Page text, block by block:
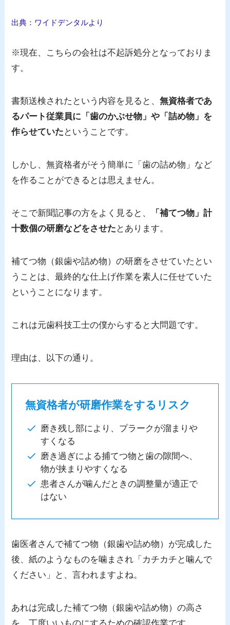
出典：ワイドデンタルより
※現在、こちらの会社は不起訴処分となっておりま
す。
書類送検されたという内容を見ると、無資格者であ
るパート従業員に「歯のかぶせ物」や「詰め物」を
作らせていた ということです。
しかし、無資格者がそう簡単に「歯の詰め物」など
を作ることができるとは思えません。
そこで新聞記事の方をよく見ると、
「補てつ物」計
十数個の研磨などをさせた とあります。
補てつ物（銀歯や詰め物）の研磨をさせていたとい
うことは、最終的な仕上げ作業を素人に任せていた
ということになります。
これは元歯科技工士の僕からすると大問題です。
理由は、以下の通り。
無資格者が研磨作業をするリスク
磨き残し部により、プラークが溜まりや
すくなる
磨き過ぎによる捕てつ物と歯の隙間へ、
物が挟まりやすくなる
患者さんが噛んだときの調整量が適正で
はない
歯医者さんで補てつ物（銀歯や詰め物）が完成した
後、紙のようなものを噛まされ「カチカチと噛んで
ください」と、言われますよね。
あれは完成した補てつ物（銀歯や詰め物）の高さ